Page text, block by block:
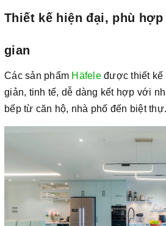
Thiết kế hiện đại, phù
gian
Các sản phẩm Häfeleđược thiết kế
giản, tinh tế, dễ dàng kết hợp với
bếp từ căn hộ, nhà phố đến biệt thự.